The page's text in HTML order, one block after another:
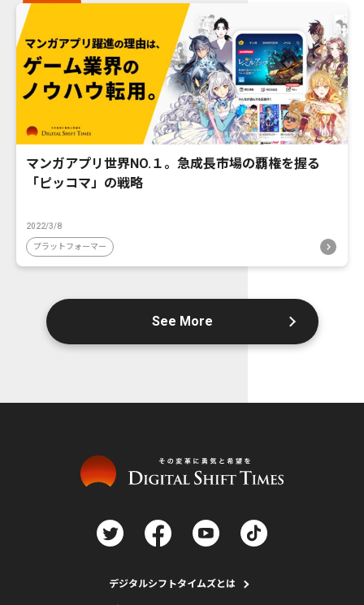
マンガアプリ世界NO.１。急成長市場の覇権を握る
「ピッコマ」の戦略
2022/3/8
プラットフォーマー
See More
デジタルシフトタイムズとは